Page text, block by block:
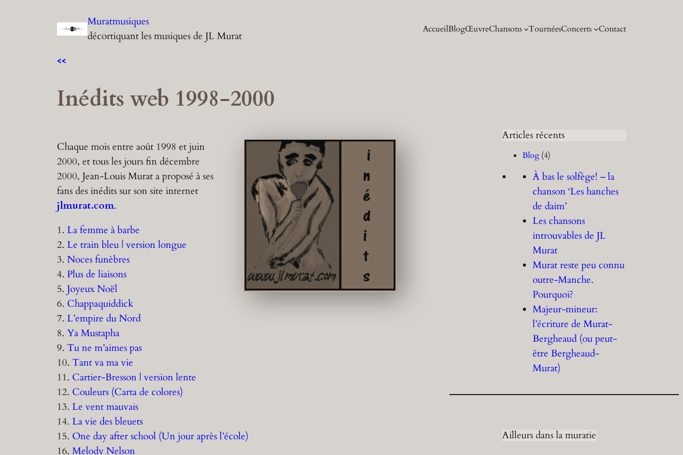
Muratmusiques
décortiquant les musiques de JL Murat
AccueilBlogŒuvreChansons TournéesConcerts Contact
<<
Inédits web 1998-2000
Chaque mois entre août 1998 et juin
2000, et tous les jours fin décembre
2000, Jean-Louis Murat a proposé à ses
fans des inédits sur son site internet
jlmurat.com.
1. La femme à barbe
2. Le train bleu | version longue
3. Noces funèbres
4. Plus de liaisons
5. Joyeux Noël
6. Chappaquiddick
7. L’empire du Nord
8. Ya Mustapha
9. Tu ne m’aimes pas
10. Tant va ma vie
11. Cartier-Bresson | version lente
12. Couleurs (Carta de colores)
13. Le vent mauvais
14. La vie des bleuets
15. One day after school (Un jour après l’école)
16. Melody Nelson
Articles récents
Blog (4)
À bas le solfège! – la
chanson ‘Les hanches
de daim’
Les chansons
introuvables de JL
Murat
Murat reste peu connu
outre-Manche.
Pourquoi?
Majeur-mineur:
l’écriture de Murat-
Bergheaud (ou peut-
être Bergheaud-
Murat)
Ailleurs dans la muratie